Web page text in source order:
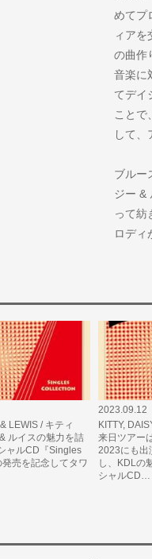
めてプ
ィアを
の曲作
音楽に
てデイ
ことで
して、
ブルー
ジー &
って紡
ロディ
LEWIS / キティ
ルイスの魅力を詰
ャルCD『Singles
売を記念してタワ
2023.09.12
KITTY,
来日ツアー
2023にも出
し、KDLの
シャルCD…